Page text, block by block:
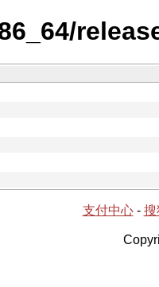
支付中心- 搜